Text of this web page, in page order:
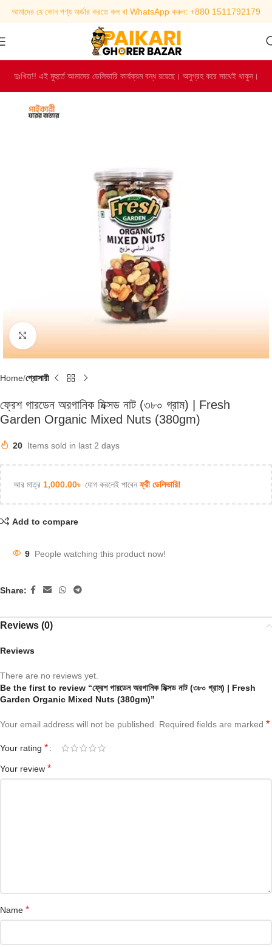
আমাদের যে কোন পণ্য অর্ডার করতে কল বা WhatsApp করুন: +880 1511792179
দুঃখিত!! এই মুহুর্তে আমাদের ডেলিভারি কার্যক্রম বন্ধ রয়েছে। অনুগ্রহ করে সাথেই থাকুন।
Click to enlarge
Home গ্রোসারী
ফ্রেশ গারডেন অরগানিক মিক্সড নাট (৩৮০ গ্রাম) | Fresh
Garden Organic Mixed Nuts (380gm)
20 Items sold in last 2 days
আর মাত্র 1,000.00৳ যোগ করলেই পাবেনফ্রী ডেলিভারি!
Add to compare
9 People watching this product now!
Share:
Reviews (0)
Reviews
There are no reviews yet.
Be the first to review “ফ্রেশ গারডেন অরগানিক মিক্সড নাট (৩৮০ গ্রাম) | Fresh
Garden Organic Mixed Nuts (380gm)”
Your email address will not be published. Required fields are marked *
Your rating *
Your review *
Name *